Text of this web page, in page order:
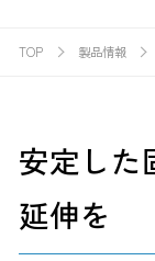
TOP 製品情報
安定した
延伸を